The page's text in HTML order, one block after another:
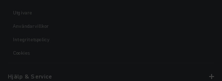
Utgivare
Användarvillkor
Integritetspolicy
Cookies
Hjälp & Service